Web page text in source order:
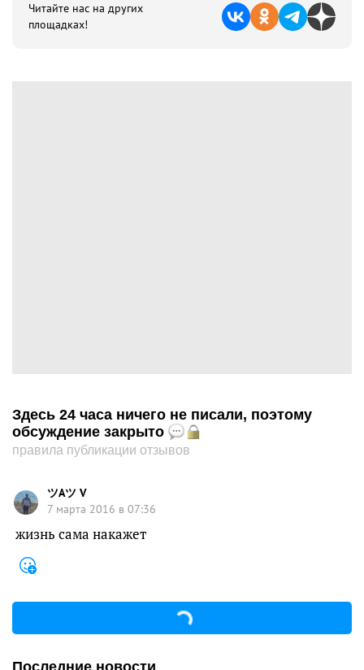
Читайте нас на других
площадках!
Здесь 24 часа ничего не писали, поэтому
обсуждение закрыто
правила публикации отзывов
ツАツ V
7 марта 2016 в 07:36
жизнь сама накажет
Последние новости